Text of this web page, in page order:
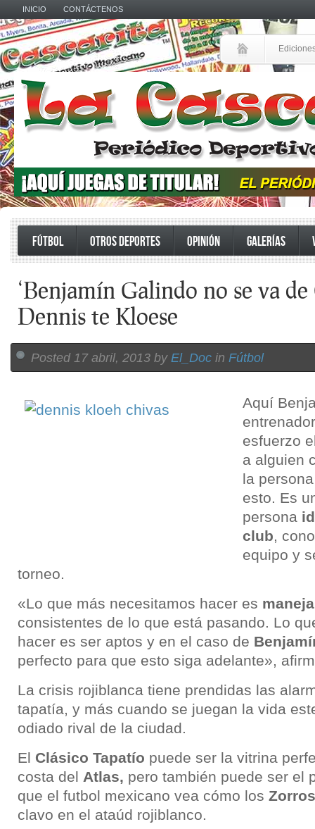
INICIO CONTÁCTENOS
FÚTBOL OTROS DEPORTES OPINIÓN GALERÍAS
‘Benjamín Galindo no se va de
Dennis te Kloese
Posted 17 abril, 2013 by El_Doc in Fútbol
Aquí
esfuerzo
a alguien
la
esto. Es
persona
club,
equipo y
torneo.
«Lo que más necesitamos hacer es
consistentes de lo que está pasando. Lo
hacer es ser aptos y en el caso de
perfecto para que esto siga adelante»,
La crisis rojiblanca tiene prendidas las
tapatía, y más cuando se juegan la vida
odiado rival de la ciudad.
El Clásico Tapatío puede ser la vitrina
costa del Atlas, pero también puede ser el
que el futbol mexicano vea cómo los Zorros
clavo en el ataúd rojiblanco.